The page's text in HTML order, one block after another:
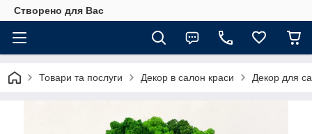
Створено для Вас
Товари та послуги Декор в салон краси Декор для